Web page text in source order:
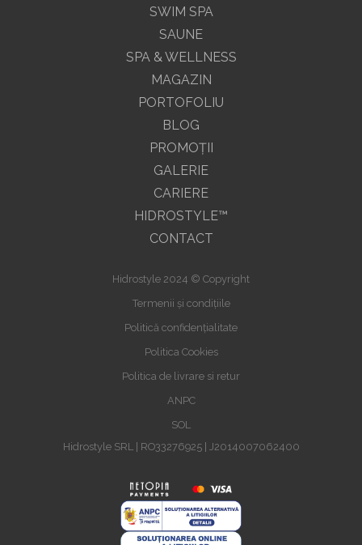
SWIM SPA
SAUNE
SPA & WELLNESS
MAGAZIN
PORTOFOLIU
BLOG
PROMOŢII
GALERIE
CARIERE
HIDROSTYLE™
CONTACT
Hidrostyle 2024 © Copyright
Termenii și condițiile
Politică confidențialitate
Politica Cookies
Politica de livrare si retur
ANPC
SOL
Hidrostyle SRL | RO33276925 | J2014007062400